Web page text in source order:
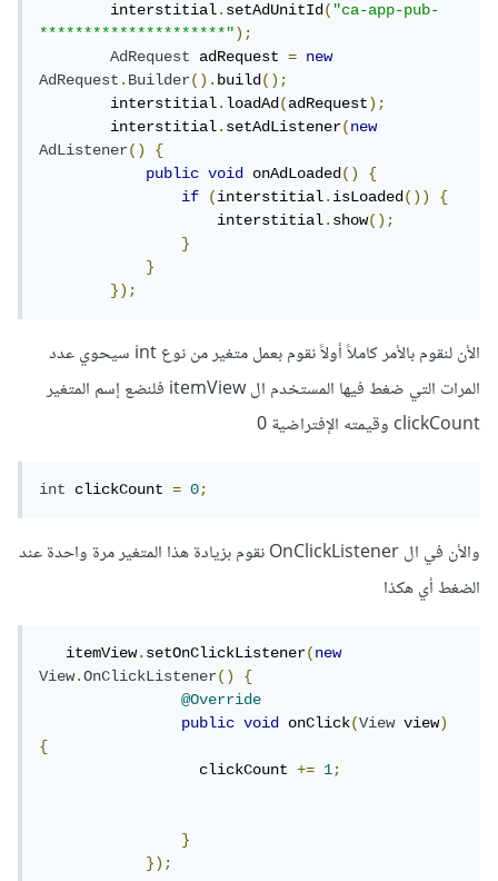
        interstitial
.setAdUnitId("ca-app-pub-
*********************");
AdRequest
adRequest =
new
AdRequest.Builder().build();
        interstitial
.loadAd(adRequest);
        interstitial
.setAdListener(new
AdListener()
{
public
void onAdLoaded()
{
if
(interstitial.isLoaded())
{
                    interstitial
.show();
}
}
});
الأن لنقوم بالأمر كاملاً أولاً نقوم بعمل متغير من نوع int سيحوي عدد
المرات التي ضغط فيها المستخدم ال itemView فلنضع إسم المتغير
clickCount وقيمته الإفتراضية 0
int clickCount = 0;
والأن في ال OnClickListener نقوم بزيادة هذا المتغير مرة واحدة عند
الضغط أي هكذا
   itemView
.setOnClickListener(new
View.OnClickListener()
{
@Override
public
void onClick(View view)
{
                  clickCount
+= 1;
}
});